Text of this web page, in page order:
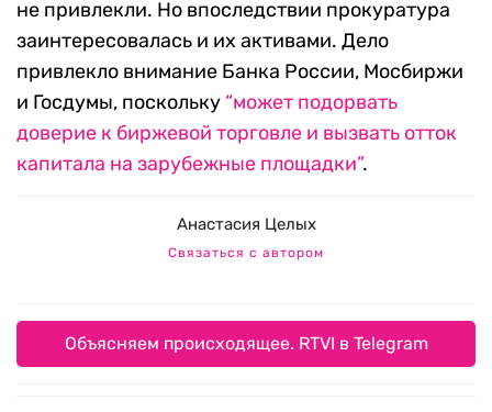
не привлекли. Но впоследствии прокуратура
заинтересовалась и их активами. Дело
привлекло внимание Банка России, Мосбиржи
и Госдумы, поскольку “может подорвать
доверие к биржевой торговле и вызвать отток
капитала на зарубежные площадки”.
Анастасия Целых
Связаться с автором
Объясняем происходящее. RTVI в Telegram